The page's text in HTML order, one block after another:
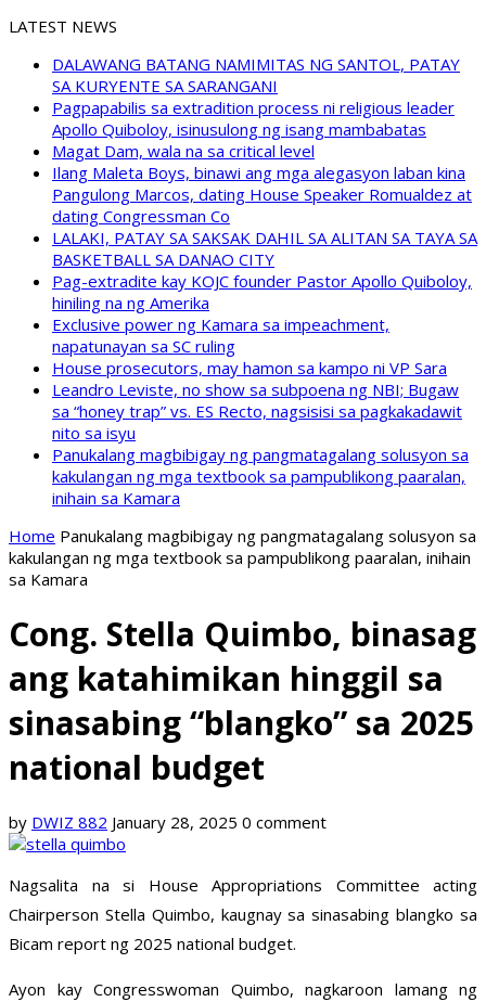
LATEST NEWS
DALAWANG BATANG NAMIMITAS NG SANTOL, PATAY
SA KURYENTE SA SARANGANI
Pagpapabilis sa extradition process ni religious leader
Apollo Quiboloy, isinusulong ng isang mambabatas
Magat Dam, wala na sa critical level
Ilang Maleta Boys, binawi ang mga alegasyon laban kina
Pangulong Marcos, dating House Speaker Romualdez at
dating Congressman Co
LALAKI, PATAY SA SAKSAK DAHIL SA ALITAN SA TAYA SA
BASKETBALL SA DANAO CITY
Pag-extradite kay KOJC founder Pastor Apollo Quiboloy,
hiniling na ng Amerika
Exclusive power ng Kamara sa impeachment,
napatunayan sa SC ruling
House prosecutors, may hamon sa kampo ni VP Sara
Leandro Leviste, no show sa subpoena ng NBI; Bugaw
sa “honey trap” vs. ES Recto, nagsisisi sa pagkakadawit
nito sa isyu
Panukalang magbibigay ng pangmatagalang solusyon sa
kakulangan ng mga textbook sa pampublikong paaralan,
inihain sa Kamara
Home Panukalang magbibigay ng pangmatagalang solusyon sa
kakulangan ng mga textbook sa pampublikong paaralan, inihain
sa Kamara
Cong. Stella Quimbo, binasag
ang katahimikan hinggil sa
sinasabing “blangko” sa 2025
national budget
by DWIZ 882 January 28, 2025 0 comment
Nagsalita na si House Appropriations Committee acting
Chairperson Stella Quimbo, kaugnay sa sinasabing blangko sa
Bicam report ng 2025 national budget.
Ayon kay Congresswoman Quimbo, nagkaroon lamang ng